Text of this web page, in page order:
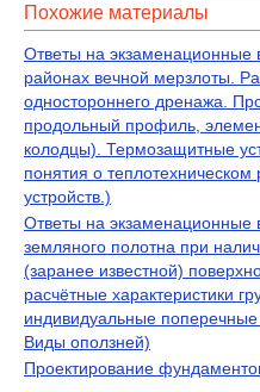
Похожие материалы
Ответы на
районах вечной мерзлоты.
одностороннего дренажа.
продольный профиль,
колодцы). Термозащитные
понятия о
устройств.)
Ответы на экзаменационные
земляного полотна при
(заранее известной)
расчётные характеристики
индивидуальные
Виды оползней)
Проектирование